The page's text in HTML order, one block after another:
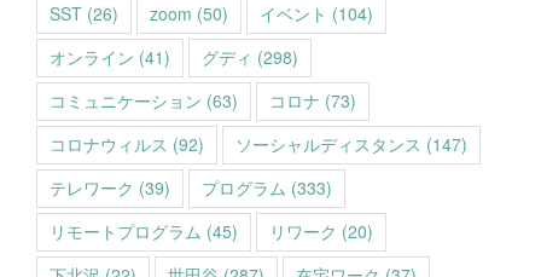
SST (26) zoom (50) イベント (104)
オンライン (41) グディ (298)
コミュニケーション (63) コロナ (73)
コロナウィルス (92) ソーシャルディスタンス (147)
テレワーク (39) プログラム (333)
リモートプログラム (45) リワーク (20)